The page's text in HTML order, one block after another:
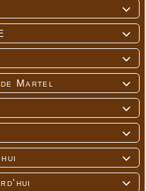




Martel



